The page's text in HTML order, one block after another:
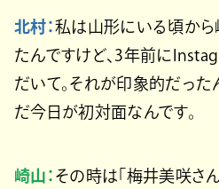
北村：私は山形にいる頃から
たんですけど、3年前に
だいて。それが印象的だった
だ今日が初対面なんです。
崎山： その時は「梅井美咲さ